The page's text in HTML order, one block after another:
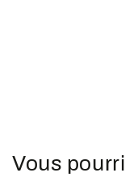
Vous